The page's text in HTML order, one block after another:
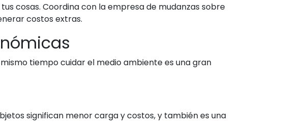
cosas. Coordina con la empresa de mudanzas sobre
costos extras.
tiempo cuidar el medio ambiente es una gran
significan menor carga y costos, y también es una